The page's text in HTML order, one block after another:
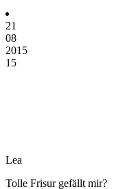
21
08
2015
15
Lea
Tolle Frisur gefällt mir?